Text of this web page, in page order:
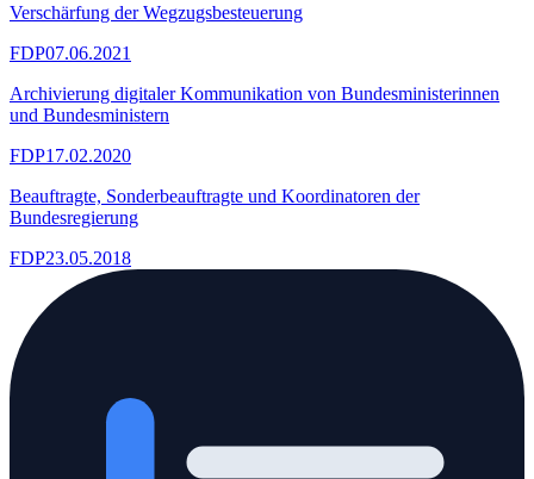
Verschärfung der Wegzugsbesteuerung
FDP07.06.2021
Archivierung digitaler Kommunikation von Bundesministerinnen
und Bundesministern
FDP17.02.2020
Beauftragte, Sonderbeauftragte und Koordinatoren der
Bundesregierung
FDP23.05.2018